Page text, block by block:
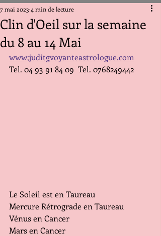
Clin d'Oeil sur la semaine
du 8 au 14 Mai
7 mai 2023 4 min de lecture
www;juditgvoyanteastrologue.com
Tel. 04 93 91 84 09  Tel. 0768249442
Le Soleil est en Taureau
Mercure Rétrograde en Taureau
Vénus en Cancer
Mars en Cancer